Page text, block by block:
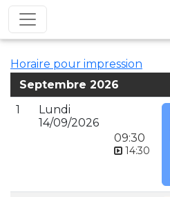
Horaire pour impression
Septembre 2026
1
Lundi
14/09/2026
09:30
14:30